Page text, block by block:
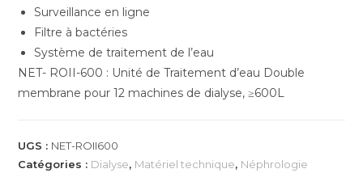
Surveillance en ligne
Filtre à bactéries
Système de traitement de l’eau
NET- ROII-600 : Unité de Traitement d’eau Double
membrane pour 12 machines de dialyse, ≥600L
UGS : NET-ROII600
Catégories : Dialyse, Matériel technique, Néphrologie